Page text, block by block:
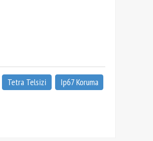
Tetra Telsizi
Ip67 Koruma